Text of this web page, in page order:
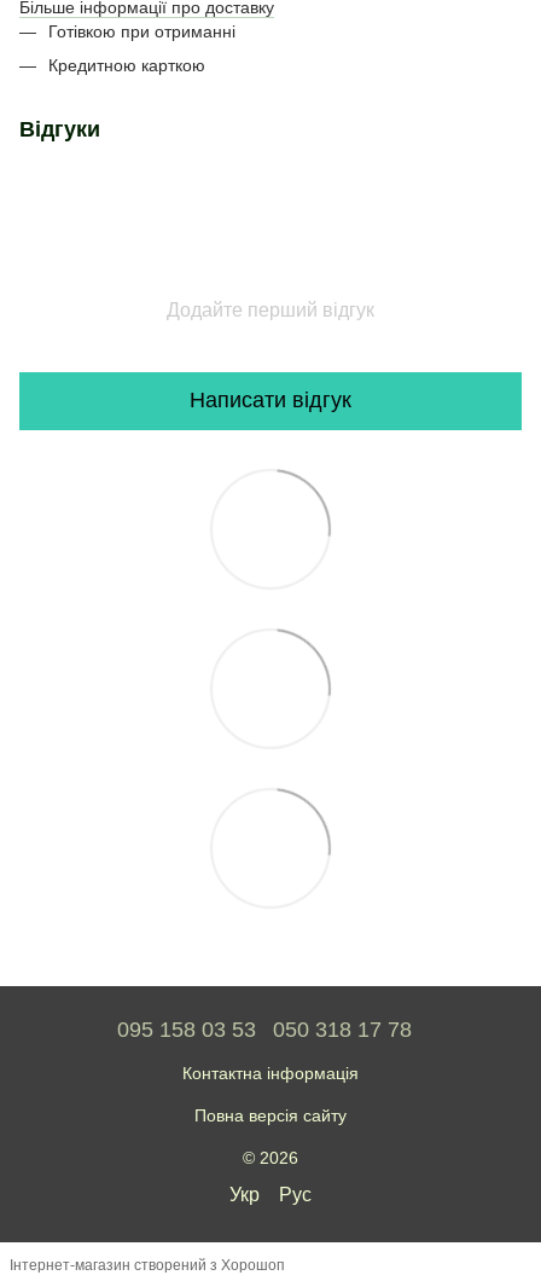
Більше інформації про доставку
Готівкою при отриманні
Кредитною карткою
Відгуки
Додайте перший відгук
Написати відгук
095 158 03 53 050 318 17 78
Контактна інформація
Повна версія сайту
© 2026
Укр Рус
Інтернет-магазин створений з Хорошоп